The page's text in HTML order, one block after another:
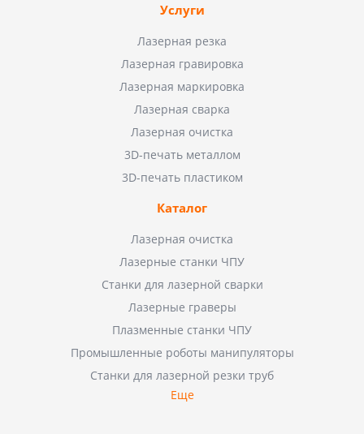
Услуги
Лазерная резка
Лазерная гравировка
Лазерная маркировка
Лазерная сварка
Лазерная очистка
3D-печать металлом
3D-печать пластиком
Каталог
Лазерная очистка
Лазерные станки ЧПУ
Станки для лазерной сварки
Лазерные граверы
Плазменные станки ЧПУ
Промышленные роботы манипуляторы
Станки для лазерной резки труб
Еще